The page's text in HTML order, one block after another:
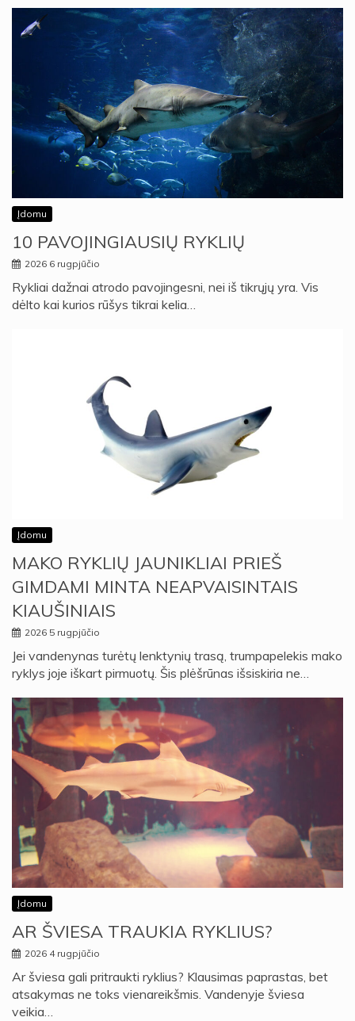
Įdomu
10 PAVOJINGIAUSIŲ RYKLIŲ
2026 6 rugpjūčio
Rykliai dažnai atrodo pavojingesni, nei iš tikrųjų yra. Vis
dėlto kai kurios rūšys tikrai kelia…
Įdomu
MAKO RYKLIŲ JAUNIKLIAI PRIEŠ
GIMDAMI MINTA NEAPVAISINTAIS
KIAUŠINIAIS
2026 5 rugpjūčio
Jei vandenynas turėtų lenktynių trasą, trumpapelekis mako
ryklys joje iškart pirmuotų. Šis plėšrūnas išsiskiria ne…
Įdomu
AR ŠVIESA TRAUKIA RYKLIUS?
2026 4 rugpjūčio
Ar šviesa gali pritraukti ryklius? Klausimas paprastas, bet
atsakymas ne toks vienareikšmis. Vandenyje šviesa
veikia…